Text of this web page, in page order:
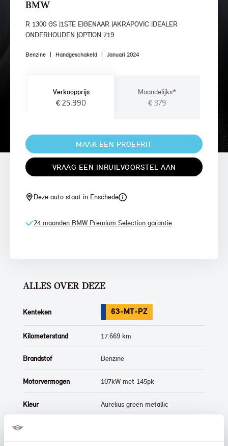
BMW
R 1300 GS |1STE EIGENAAR |AKRAPOVIC |DEALER
ONDERHOUDEN |OPTION 719
Benzine | Handgeschakeld | Januari 2024
Verkoopprijs
€ 25.990
Maandelijks*
€ 379
MAAK EEN PROEFRIT
VRAAG EEN INRUILVOORSTEL AAN
Deze auto staat in Enschede
24 maanden BMW Premium Selection garantie
ALLES OVER DEZE
Kenteken 63-MT-PZ
Kilometerstand 17.669 km
Brandstof Benzine
Motorvermogen 107kW met 145pk
Kleur Aurelius green metallic
Btw/Marge